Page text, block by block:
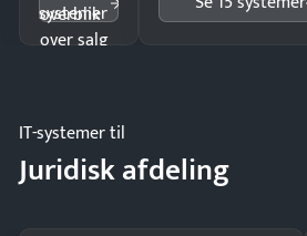
overblik
over salg
systemer
IT-systemer til
Juridisk afdeling